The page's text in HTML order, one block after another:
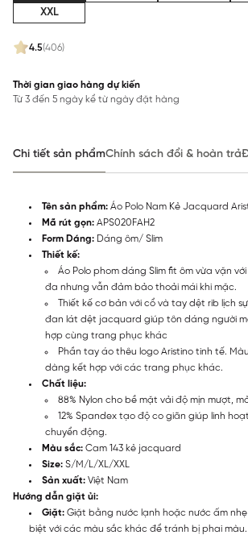
4.5(406)
XXL
Thời gian giao hàng dự kiến
Từ 3 đến 5 ngày kể từ ngày đặt hàng
Chi tiết sản phẩmChính sách đổi & hoàn trả
Tên sản phẩm: Áo Polo Nam Kẻ Jacquard
Mã rút gọn: APS020FAH2
Form Dáng: Dáng ôm/ Slim
Thiết kế:
Áo Polo phom dáng Slim fit ôm vừa vặn
đa nhưng vẫn đảm bảo thoải mái khi mặc.
Thiết kế cơ bản với cổ và tay dệt rib lịch
đan lát dệt jacquard giúp tôn dáng người
hợp cùng trang phục khác
Phần tay áo thêu logo Aristino tinh tế.
dàng kết hợp với các trang phục khác.
Chất liệu:
88% Nylon cho bề mặt vải độ mịn mượt,
12% Spandex tạo độ co giãn giúp linh
chuyển động.
Màu sắc: Cam 143 kẻ jacquard
Size: S/M/L/XL/XXL
Sản xuất: Việt Nam
Hướng dẫn giặt ủi:
Giặt: Giặt bằng nước lạnh hoặc nước ấm nhẹ
biệt với các màu sắc khác để tránh bị phai màu.